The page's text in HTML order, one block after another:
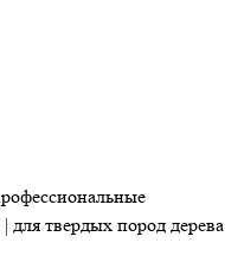
для твердых пород дерева